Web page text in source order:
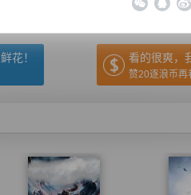
花！ 看的很爽，
赞20逐浪币再